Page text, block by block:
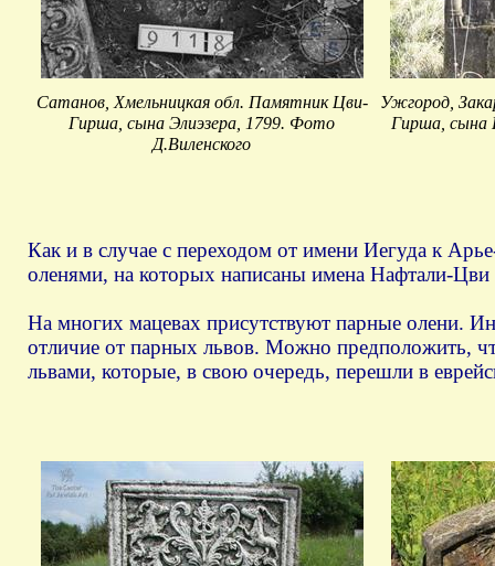
Сатанов, Хмельницкая обл. Памятник Цви-
Гирша, сына Элиэзера, 1799. Фото
Д.Виленского
Ужгород,
Гирша, сына
Как и в случае с переходом от имени Иегуда к
оленями, на которых написаны имена Нафтали-
На многих мацевах присутствуют парные олени.
отличие от парных львов. Можно предположить,
львами, которые, в свою очередь, перешли в